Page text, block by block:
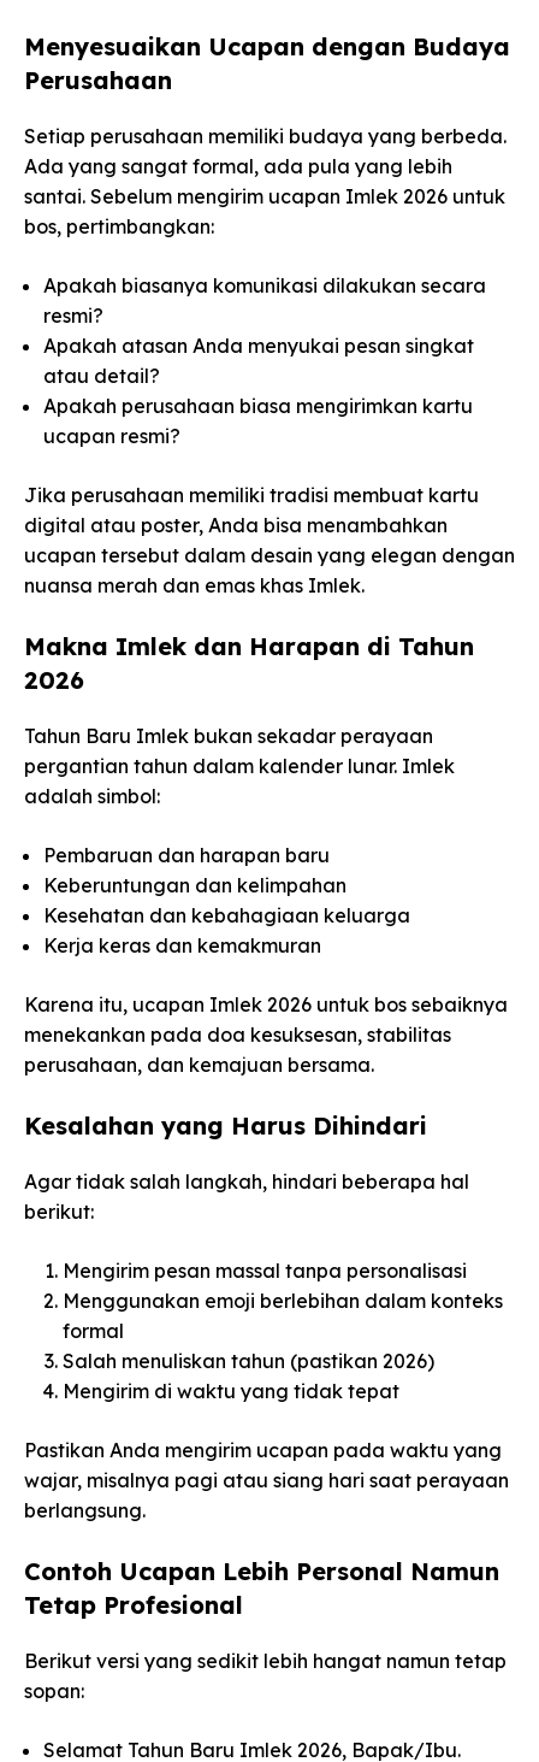
Menyesuaikan Ucapan dengan Budaya
Perusahaan
Setiap perusahaan memiliki budaya yang berbeda.
Ada yang sangat formal, ada pula yang lebih
santai. Sebelum mengirim ucapan Imlek 2026 untuk
bos, pertimbangkan:
Apakah biasanya komunikasi dilakukan secara
resmi?
Apakah atasan Anda menyukai pesan singkat
atau detail?
Apakah perusahaan biasa mengirimkan kartu
ucapan resmi?
Jika perusahaan memiliki tradisi membuat kartu
digital atau poster, Anda bisa menambahkan
ucapan tersebut dalam desain yang elegan dengan
nuansa merah dan emas khas Imlek.
Makna Imlek dan Harapan di Tahun
2026
Tahun Baru Imlek bukan sekadar perayaan
pergantian tahun dalam kalender lunar. Imlek
adalah simbol:
Pembaruan dan harapan baru
Keberuntungan dan kelimpahan
Kesehatan dan kebahagiaan keluarga
Kerja keras dan kemakmuran
Karena itu, ucapan Imlek 2026 untuk bos sebaiknya
menekankan pada doa kesuksesan, stabilitas
perusahaan, dan kemajuan bersama.
Kesalahan yang Harus Dihindari
Agar tidak salah langkah, hindari beberapa hal
berikut:
Mengirim pesan massal tanpa personalisasi
Menggunakan emoji berlebihan dalam konteks
formal
Salah menuliskan tahun (pastikan 2026)
Mengirim di waktu yang tidak tepat
Pastikan Anda mengirim ucapan pada waktu yang
wajar, misalnya pagi atau siang hari saat perayaan
berlangsung.
Contoh Ucapan Lebih Personal Namun
Tetap Profesional
Berikut versi yang sedikit lebih hangat namun tetap
sopan:
Selamat Tahun Baru Imlek 2026, Bapak/Ibu.